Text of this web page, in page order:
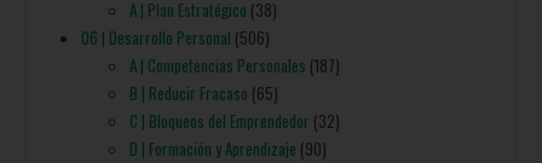
A | Plan Estratégico (38)
06 | Desarrollo Personal (506)
A | Competencias Personales (187)
B | Reducir Fracaso (65)
C | Bloqueos del Emprendedor (32)
D | Formación y Aprendizaje (90)